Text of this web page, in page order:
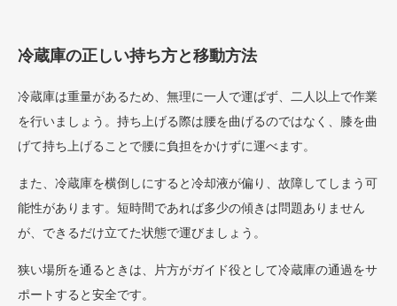
冷蔵庫の正しい持ち方と移動方法
冷蔵庫は重量があるため、無理に一人で運ばず、二人以上で作業
を行いましょう。持ち上げる際は腰を曲げるのではなく、膝を曲
げて持ち上げることで腰に負担をかけずに運べます。
また、冷蔵庫を横倒しにすると冷却液が偏り、故障してしまう可
能性があります。短時間であれば多少の傾きは問題ありません
が、できるだけ立てた状態で運びましょう。
狭い場所を通るときは、片方がガイド役として冷蔵庫の通過をサ
ポートすると安全です。